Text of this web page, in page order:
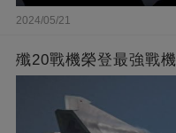
2024/05/21
殲20戰機榮登最強戰